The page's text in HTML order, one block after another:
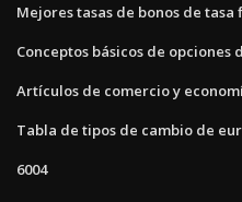
Mejores tasas de bonos de
Conceptos básicos de opciones
Artículos de comercio y
Tabla de tipos de cambio de
6004